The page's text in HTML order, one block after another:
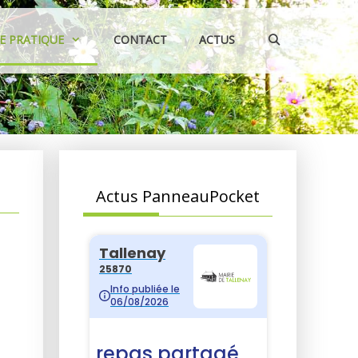
PRATIQUE CONTACT ACTUS
Actus PanneauPocket